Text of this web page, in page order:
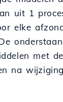
uit 1
elke
met
na